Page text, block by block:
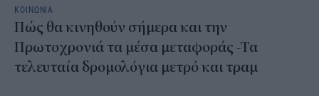
ΚΟΙΝΩΝΙΑ
Πώς θα κινηθούν σήμερα και την
Πρωτοχρονιά τα μέσα μεταφοράς -Τα
τελευταία δρομολόγια μετρό και τραμ